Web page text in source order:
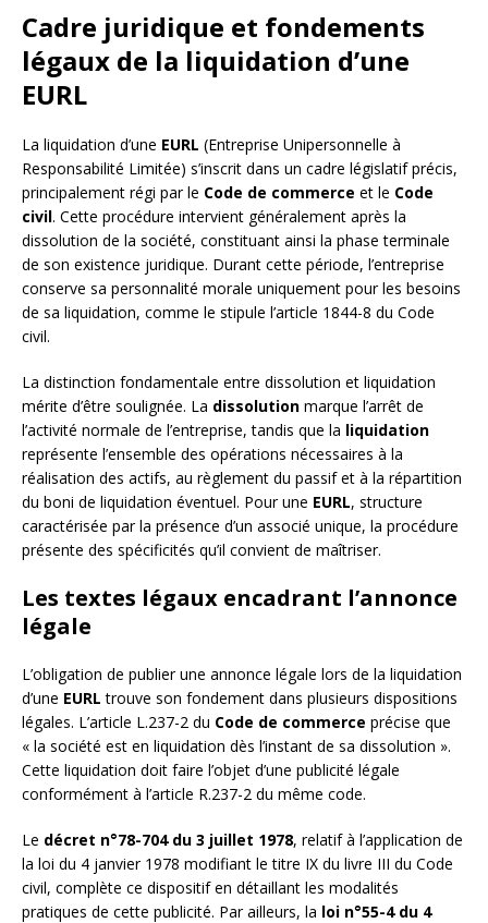
Cadre juridique et fondements
légaux de la liquidation d’une
EURL
La liquidation d’une EURL (Entreprise Unipersonnelle à
Responsabilité Limitée) s’inscrit dans un cadre législatif précis,
principalement régi par le Code de commerce et le Code
civil. Cette procédure intervient généralement après la
dissolution de la société, constituant ainsi la phase terminale
de son existence juridique. Durant cette période, l’entreprise
conserve sa personnalité morale uniquement pour les besoins
de sa liquidation, comme le stipule l’article 1844-8 du Code
civil.
La distinction fondamentale entre dissolution et liquidation
mérite d’être soulignée. La dissolution marque l’arrêt de
l’activité normale de l’entreprise, tandis que la liquidation
représente l’ensemble des opérations nécessaires à la
réalisation des actifs, au règlement du passif et à la répartition
du boni de liquidation éventuel. Pour une EURL, structure
caractérisée par la présence d’un associé unique, la procédure
présente des spécificités qu’il convient de maîtriser.
Les textes légaux encadrant l’annonce
légale
L’obligation de publier une annonce légale lors de la liquidation
d’une EURL trouve son fondement dans plusieurs dispositions
légales. L’article L.237-2 du Code de commerce précise que
« la société est en liquidation dès l’instant de sa dissolution ».
Cette liquidation doit faire l’objet d’une publicité légale
conformément à l’article R.237-2 du même code.
Le décret n°78-704 du 3 juillet 1978, relatif à l’application de
la loi du 4 janvier 1978 modifiant le titre IX du livre III du Code
civil, complète ce dispositif en détaillant les modalités
pratiques de cette publicité. Par ailleurs, la loi n°55-4 du 4